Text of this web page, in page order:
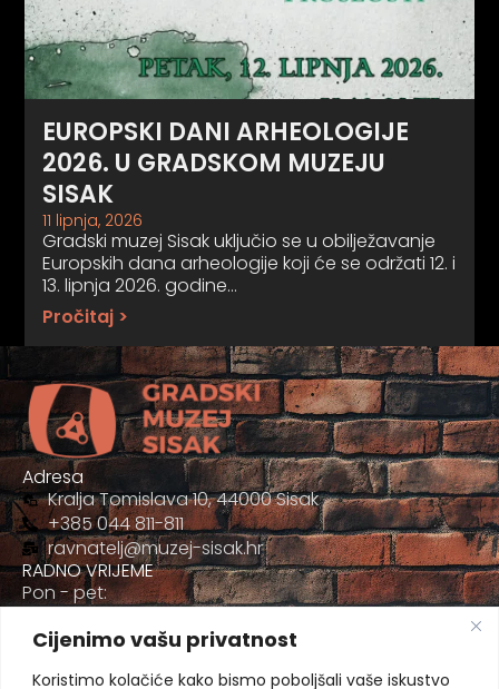
Cijenimo vašu privatnost
Koristimo kolačiće kako bismo poboljšali vaše iskustvo
EUROPSKI DANI ARHEOLOGIJE
2026. U GRADSKOM MUZEJU
SISAK
11 lipnja, 2026
Gradski muzej Sisak uključio se u obilježavanje
Europskih dana arheologije koji će se održati 12. i
13. lipnja 2026. godine…
Pročitaj >
Adresa
Kralja Tomislava 10, 44000 Sisak
+385 044 811-811
ravnatelj@muzej-sisak.hr
RADNO VRIJEME
Pon - pet:
Sub